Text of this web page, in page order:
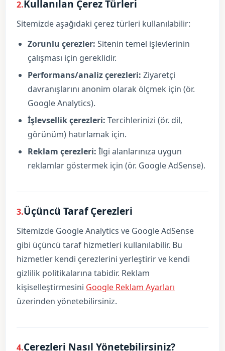
2.Kullanılan Çerez Türleri
Sitemizde aşağıdaki çerez türleri kullanılabilir:
Zorunlu çerezler: Sitenin temel işlevlerinin
çalışması için gereklidir.
Performans/analiz çerezleri: Ziyaretçi
davranışlarını anonim olarak ölçmek için (ör.
Google Analytics).
İşlevsellik çerezleri: Tercihlerinizi (ör. dil,
görünüm) hatırlamak için.
Reklam çerezleri: İlgi alanlarınıza uygun
reklamlar göstermek için (ör. Google AdSense).
3.Üçüncü Taraf Çerezleri
Sitemizde Google Analytics ve Google AdSense
gibi üçüncü taraf hizmetleri kullanılabilir. Bu
hizmetler kendi çerezlerini yerleştirir ve kendi
gizlilik politikalarına tabidir. Reklam
kişiselleştirmesini Google Reklam Ayarları
üzerinden yönetebilirsiniz.
4.Çerezleri Nasıl Yönetebilirsiniz?